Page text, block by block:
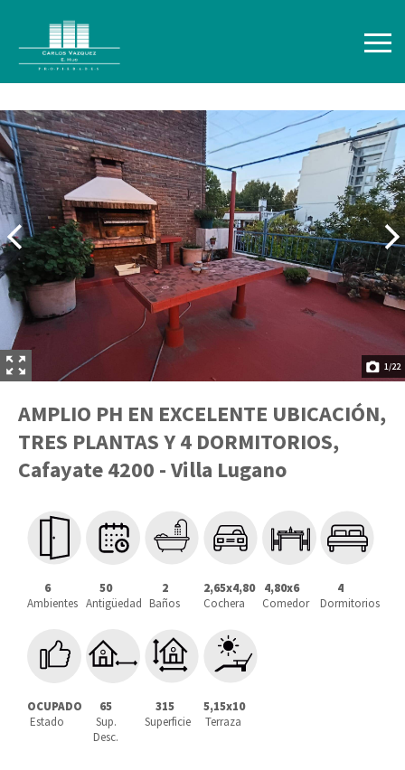
1/22
AMPLIO PH EN EXCELENTE UBICACIÓN,
TRES PLANTAS Y 4 DORMITORIOS,
Cafayate 4200 - Villa Lugano
6
Ambientes
50
Antigüedad
2
Baños
2,65x4,80
Cochera
4,80x6
Comedor
4
Dormitorios
OCUPADO
Estado
65
Sup.
Desc.
315
Superficie
5,15x10
Terraza